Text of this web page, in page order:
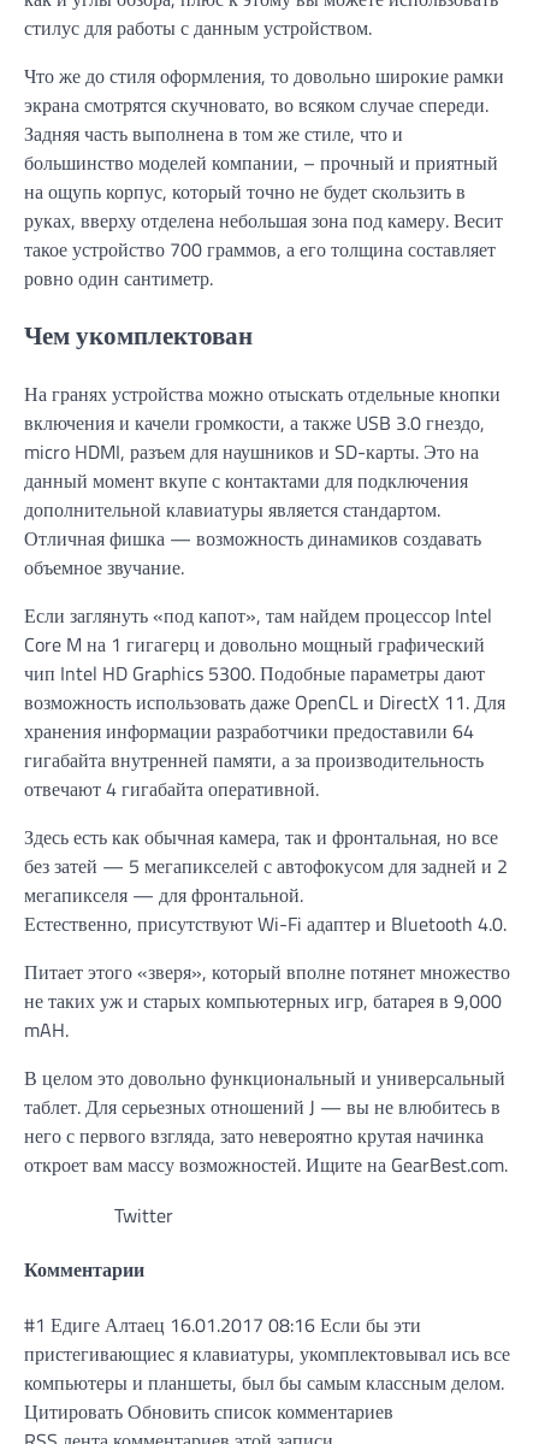
стилус для работы с данным устройством.
Что же до стиля оформления, то довольно широкие рамки
экрана смотрятся скучновато, во всяком случае спереди.
Задняя часть выполнена в том же стиле, что и
большинство моделей компании, – прочный и приятный
на ощупь корпус, который точно не будет скользить в
руках, вверху отделена небольшая зона под камеру. Весит
такое устройство 700 граммов, а его толщина составляет
ровно один сантиметр.
Чем укомплектован
На гранях устройства можно отыскать отдельные кнопки
включения и качели громкости, а также USB 3.0 гнездо,
micro HDMI, разъем для наушников и SD-карты. Это на
данный момент вкупе с контактами для подключения
дополнительной клавиатуры является стандартом.
Отличная фишка — возможность динамиков создавать
объемное звучание.
Если заглянуть «под капот», там найдем процессор Intel
Core M на 1 гигагерц и довольно мощный графический
чип Intel HD Graphics 5300. Подобные параметры дают
возможность использовать даже OpenCL и DirectX 11. Для
хранения информации разработчики предоставили 64
гигабайта внутренней памяти, а за производительность
отвечают 4 гигабайта оперативной.
Здесь есть как обычная камера, так и фронтальная, но все
без затей — 5 мегапикселей с автофокусом для задней и 2
мегапикселя — для фронтальной.
Естественно, присутствуют Wi-Fi адаптер и Bluetooth 4.0.
Питает этого «зверя», который вполне потянет множество
не таких уж и старых компьютерных игр, батарея в 9,000
mAH.
В целом это довольно функциональный и универсальный
таблет. Для серьезных отношений J — вы не влюбитесь в
него с первого взгляда, зато невероятно крутая начинка
откроет вам массу возможностей. Ищите на GearBest.com.
Twitter
Комментарии
#1 Едиге Алтаец 16.01.2017 08:16 Если бы эти
пристегивающиес я клавиатуры, укомплектовывал ись все
компьютеры и планшеты, был бы самым классным делом.
Цитировать Обновить список комментариев